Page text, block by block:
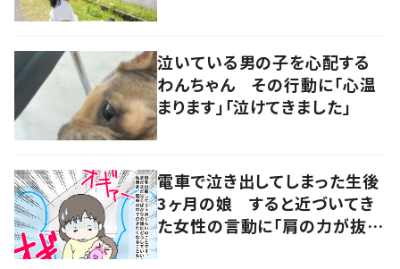
泣いている男の子を心配する
わんちゃん その行動に「心温
まります」「泣けてきました」
電車で泣き出してしまった生後
3ヶ月の娘 すると近づいてき
た女性の言動に「肩の力が抜け